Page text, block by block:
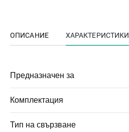
ОПИСАНИЕ ХАРАКТЕРИСТИКИ
Предназначен за
Комплектация
Тип на свързване